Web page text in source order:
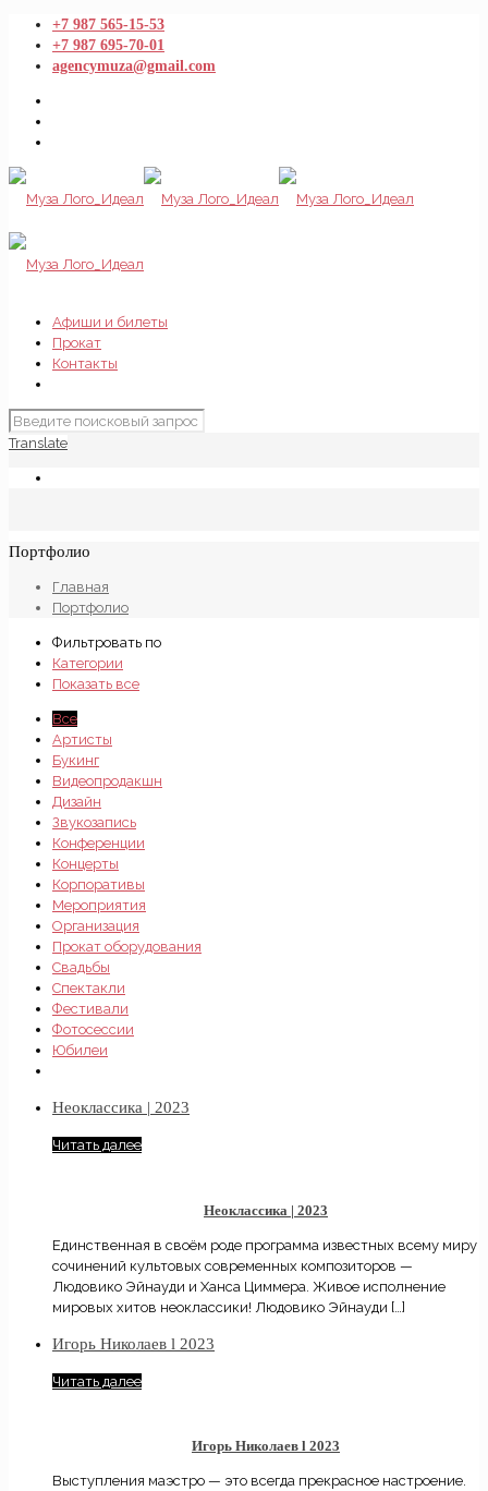
+7 987 565-15-53
+7 987 695-70-01
agencymuza@gmail.com
Афиши и билеты
Прокат
Контакты
Translate
Портфолио
Главная
Портфолио
Фильтровать по
Категории
Показать все
Все
Артисты
Букинг
Видеопродакшн
Дизайн
Звукозапись
Конференции
Концерты
Корпоративы
Мероприятия
Организация
Прокат оборудования
Свадьбы
Спектакли
Фестивали
Фотосессии
Юбилеи
Неоклассика | 2023
Читать далее
Неоклассика | 2023
Единственная в своём роде программа известных всему миру
сочинений культовых современных композиторов —
Людовико Эйнауди и Ханса Циммера. Живое исполнение
мировых хитов неоклассики! Людовико Эйнауди […]
Игорь Николаев ӏ 2023
Читать далее
Игорь Николаев ӏ 2023
Выступления маэстро — это всегда прекрасное настроение.